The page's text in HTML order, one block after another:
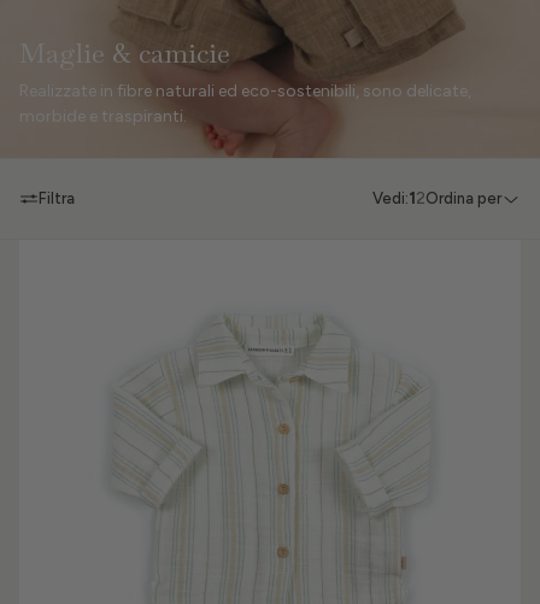
Maglie & camicie
Realizzate in fibre naturali ed eco-sostenibili, sono delicate
morbide e traspiranti.
Filtra Vedi:1 2Ordina per